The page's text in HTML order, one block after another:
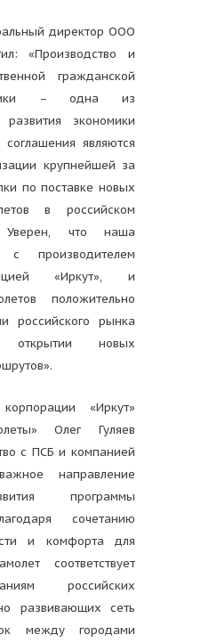
директор ООО
«Производство и
гражданской
– одна из
экономики
являются
крупнейшей за
по поставке новых
в российском
Уверен, что наша
с производителем
«Иркут», и
положительно
российского рынка
открытии новых
«Иркут»
Олег Гуляев
с ПСБ и компанией
направление
программы
сочетанию
и комфорта для
соответствует
российских
развивающих сеть
между городами